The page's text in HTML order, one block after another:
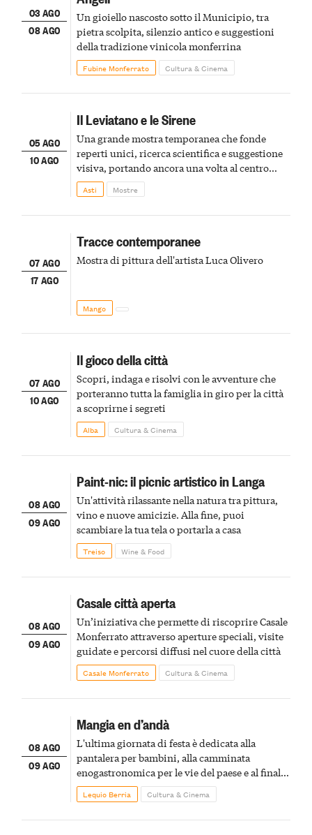
03 AGO
08 AGO
Un gioiello nascosto sotto il Municipio, tra
pietra scolpita, silenzio antico e suggestioni
della tradizione vinicola monferrina
Fubine Monferrato Cultura & Cinema
05 AGO
10 AGO
Il Leviatano e le Sirene
Una grande mostra temporanea che fonde
reperti unici, ricerca scientifica e suggestione
visiva, portando ancora una volta al centro
della scena le meraviglie del passato astigiano
Asti Mostre
07 AGO
17 AGO
Tracce contemporanee
Mostra di pittura dell'artista Luca Olivero
Mango
07 AGO
10 AGO
Il gioco della città
Scopri, indaga e risolvi con le avventure che
porteranno tutta la famiglia in giro per la città
a scoprirne i segreti
Alba Cultura & Cinema
08 AGO
09 AGO
Paint-nic: il picnic artistico in Langa
Un'attività rilassante nella natura tra pittura,
vino e nuove amicizie. Alla fine, puoi
scambiare la tua tela o portarla a casa
Treiso Wine & Food
08 AGO
09 AGO
Casale città aperta
Un’iniziativa che permette di riscoprire Casale
Monferrato attraverso aperture speciali, visite
guidate e percorsi diffusi nel cuore della città
Casale Monferrato Cultura & Cinema
08 AGO
09 AGO
Mangia en d’andà
L'ultima giornata di festa è dedicata alla
pantalera per bambini, alla camminata
enogastronomica per le vie del paese e al finale
pirotecnico
Lequio Berria Cultura & Cinema